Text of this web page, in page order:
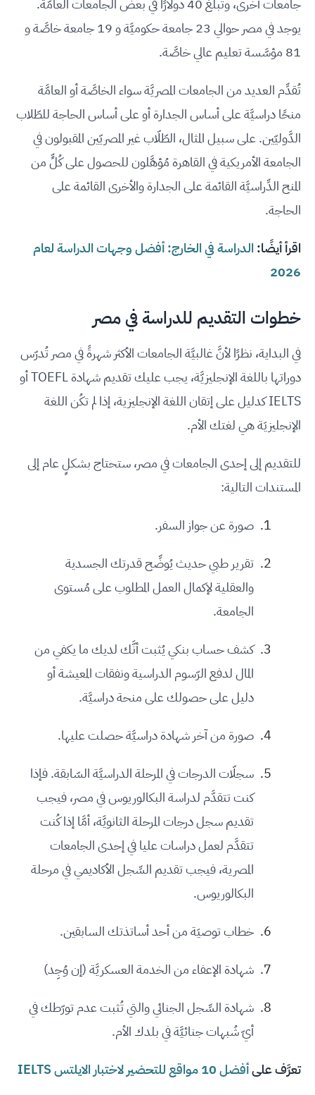
يوجد في مصر حوالي 23 جامعة حكوميَّة و 19 جامعة خاصَّة و
81 مؤسَّسة تعليم عالي خاصَّة.
تُقدِّم العديد من الجامعات المصريَّة سواء الخاصَّة أو العامَّة
منحًا دراسيَّة على أساس الجدارة أو على أساس الحاجة للطّلاب
الدَّوليّين. على سبيل المثال، الطّلّاب غير المصريّين المقبولون في
الجامعة الأمريكية في القاهرة مُؤهَّلون للحصول على كُلٍّ من
المنح الدِّراسيَّة القائمة على الجدارة والأخرى القائمة على
الحاجة.
اقرأ أيضًا: الدراسة في الخارج: أفضل وجهات الدراسة لعام
2026
خطوات التقديم للدراسة في مصر
في البداية، نظرًا لأنَّ غالبيَّة الجامعات الأكثر شهرةً في مصر تُدرّس
دوراتها باللغة الإنجليزيَّة، يجب عليك تقديم شهادة TOEFL أو
IELTS كدليل على إتقان اللغة الإنجليزية، إذا لم تكُن اللغة
الإنجليزيَة هي لغتك الأم.
للتقديم إلى إحدى الجامعات في مصر، ستحتاج بشكلٍ عام إلى
المستندات التالية:
صورة عن جواز السفر.
تقرير طبي حديث يُوضِّح قدرتك الجسدية
والعقلية لإكمال العمل المطلوب على مُستوى
الجامعة.
كشف حساب بنكي يُثبت أنَّك لديك ما يكفي من
المال لدفع الرّسوم الدراسية ونفقات المعيشة أو
دليل على حصولك على منحة دراسيَّة.
صورة من آخر شهادة دراسيَّة حصلت عليها.
سجلّات الدرجات في المرحلة الدراسيَّة السّابقة. فإذا
كنت تتقدَّم لدراسة البكالوريوس في مصر، فيجب
تقديم سجل درجات المرحلة الثانويَّة، أمَّا إذا كُنت
تتقدَّم لعمل دراسات عليا في إحدى الجامعات
المصرية، فيجب تقديم السِّجل الأكاديمي في مرحلة
البكالوريوس.
خطاب توصيَة من أحد أساتذتك السابقين.
شهادة الإعفاء من الخدمة العسكريَّة (إن وُجِد)
شهادة السِّجل الجنائي والتي تُثبت عدم تورّطك في
أيّ شُبهات جنائيَّة في بلدك الأم.
تعرَّف علىأفضل 10 مواقع للتحضير لاختبار الايلتس IELTS